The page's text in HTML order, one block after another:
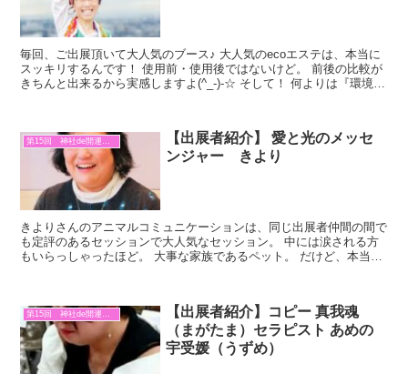
毎回、ご出展頂いて大人気のブース♪ 大人気のecoエステは、本当に
スッキリするんです！ 使用前・使用後ではないけど。 前後の比較が
きちんと出来るから実感しますよ(^_-)-☆ そして！ 何よりは『環境を
【出展者紹介】 愛と光のメッセ
ンジャー きより
きよりさんのアニマルコミュニケーションは、同じ出展者仲間の間で
も定評のあるセッションで大人気なセッション。 中には涙される方
もいらっしゃったほど。 大事な家族であるペット。 だけど、本当の
第15回 神社de開運マルシェ
【出展者紹介】コピー 真我魂
（まがたま）セラピスト あめの
宇受媛（うずめ）